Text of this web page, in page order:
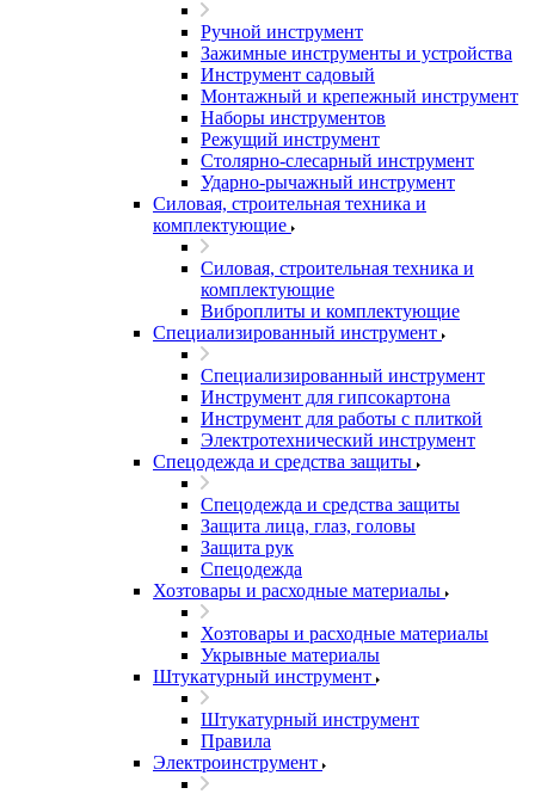
Ручной инструмент
Зажимные инструменты и устройства
Инструмент садовый
Монтажный и крепежный инструмент
Наборы инструментов
Режущий инструмент
Столярно-слесарный инструмент
Ударно-рычажный инструмент
Силовая, строительная техника и
комплектующие
Силовая, строительная техника и
комплектующие
Виброплиты и комплектующие
Специализированный инструмент
Специализированный инструмент
Инструмент для гипсокартона
Инструмент для работы с плиткой
Электротехнический инструмент
Спецодежда и средства защиты
Спецодежда и средства защиты
Защита лица, глаз, головы
Защита рук
Спецодежда
Хозтовары и расходные материалы
Хозтовары и расходные материалы
Укрывные материалы
Штукатурный инструмент
Штукатурный инструмент
Правила
Электроинструмент